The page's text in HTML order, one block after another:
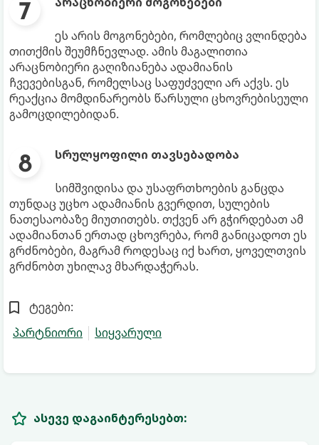
ეს არის მოგონებები, რომლებიც ვლინდება
თითქმის შეუმჩნევლად. ამის მაგალითია
არაცნობიერი გაღიზიანება ადამიანის
ჩვევებისგან, რომელსაც საფუძველი არ აქვს. ეს
რეაქცია მომდინარეობს წარსული ცხოვრებისეული
გამოცდილებიდან.
სრულყოფილი თავსებადობა
სიმშვიდისა და უსაფრთხოების განცდა
თუნდაც უცხო ადამიანის გვერდით, სულების
ნათესაობაზე მიუთითებს. თქვენ არ გჭირდებათ ამ
ადამიანთან ერთად ცხოვრება, რომ განიცადოთ ეს
გრძნობები, მაგრამ როდესაც იქ ხართ, ყოველთვის
გრძნობთ უხილავ მხარდაჭერას.
ტეგები:
პარტნიორი
სიყვარული
ასევე დაგაინტერესებთ: